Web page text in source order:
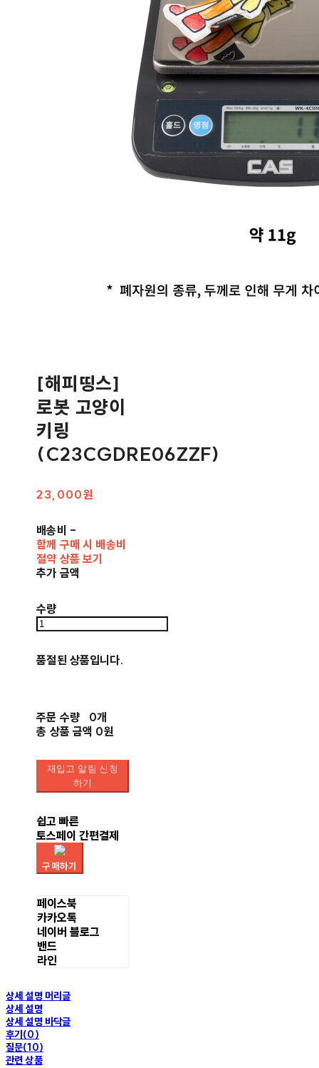
[해피띵스]
로봇 고양이
키링
(C23CGDRE06ZZF)
23,000원
배송비 -
함께 구매 시 배송비
절약 상품 보기
추가 금액
수량
품절된 상품입니다.
주문 수량
0개
총 상품 금액 0원
재입고 알림 신청
하기
쉽고 빠른
토스페이 간편결제
구매하기
페이스북
카카오톡
네이버 블로그
밴드
라인
상세 설명 머리글
상세 설명
상세 설명 바닥글
후기(0)
질문(10)
관련 상품